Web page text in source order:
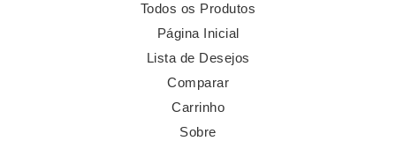
Todos os Produtos
Página Inicial
Lista de Desejos
Comparar
Carrinho
Sobre